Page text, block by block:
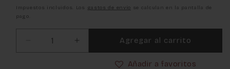
habitual
Impuestos incluidos. Los gastos de envío se calculan en la pantalla de
pago.
Reducir
cantidad
Agregar al carrito
Añadir a favoritos